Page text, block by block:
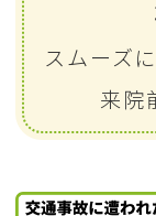
スムーズ
来院